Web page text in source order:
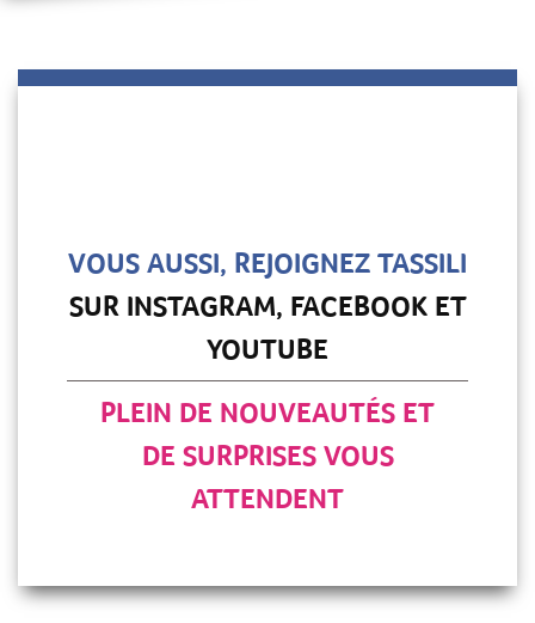
VOUS AUSSI, REJOIGNEZ TASSILI
SUR INSTAGRAM, FACEBOOK ET
YOUTUBE
PLEIN DE NOUVEAUTÉS ET
DE SURPRISES VOUS
ATTENDENT